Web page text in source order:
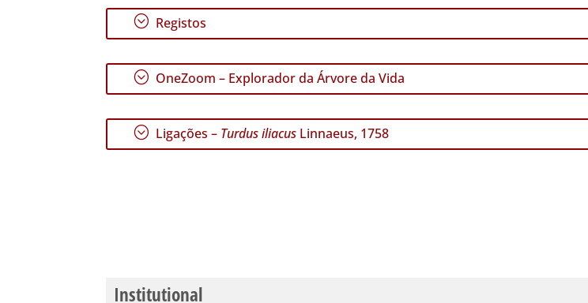
; Registos
; OneZoom – Explorador da Árvore da Vida
; Ligações – Turdus iliacus Linnaeus, 1758
Institutional